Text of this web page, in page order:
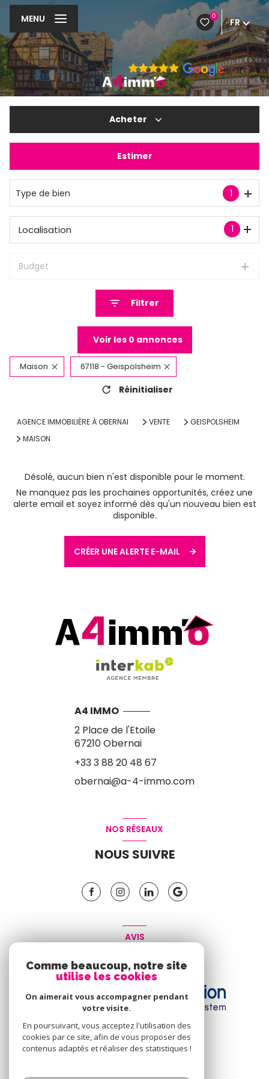
0
FR
MENU
Acheter
Estimer
Type de bien 1
1
Localisation
Budget
Filtrer
Voir les 0 annonces
Maison 67118 - Geispolsheim
Réinitialiser
AGENCE IMMOBILIÈRE À OBERNAI VENTE
GEISPOLSHEIM
MAISON
Désolé, aucun bien n'est disponible pour le moment.
Ne manquez pas les prochaines opportunités, créez une
alerte email et soyez informé dès qu'un nouveau bien est
disponible.
CRÉER UNE ALERTE E-MAIL
A4 IMMO
2 Place de l'Etoile
67210Obernai
+33 3 88 20 48 67
obernai@a-4-immo.com
NOS RÉSEAUX
NOUS SUIVRE
AVIS
CLIENT
Comme beaucoup, notre site
utilise les cookies
On aimerait vous accompagner pendant
votre visite.
En poursuivant, vous acceptez l'utilisation des
cookies par ce site, afin de vous proposer des
contenus adaptés et réaliser des statistiques !